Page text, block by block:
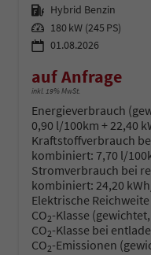
Kraftstoff Hybrid Benzin
Leistung 180 kW (245 PS)
01.08.2026
auf Anfrage
inkl. 19% MwSt.
Energieverbrauch
0,90 l/100km + 22,40
Kraftstoffverbrauch
kombiniert: 7,70 l/
Stromverbrauch bei
kombiniert: 24,20
Elektrische Reichweite
CO2-Klasse
CO2-Klasse bei
CO2-Emissionen